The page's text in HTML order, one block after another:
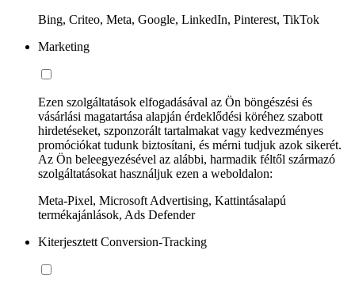
Bing, Criteo, Meta, Google, LinkedIn, Pinterest, TikTok
Marketing
Ezen szolgáltatások elfogadásával az Ön böngészési és
vásárlási magatartása alapján érdeklődési köréhez szabott
hirdetéseket, szponzorált tartalmakat vagy kedvezményes
promóciókat tudunk biztosítani, és mérni tudjuk azok sikerét.
Az Ön beleegyezésével az alábbi, harmadik féltől származó
szolgáltatásokat használjuk ezen a weboldalon:
Meta-Pixel, Microsoft Advertising, Kattintásalapú
termékajánlások, Ads Defender
Kiterjesztett Conversion-Tracking